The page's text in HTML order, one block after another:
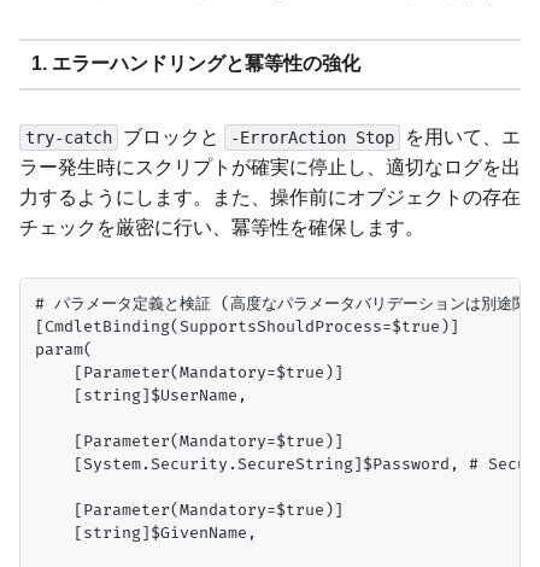
1. エラーハンドリングと冪等性の強化
try-catch ブロックと -ErrorAction Stop
を用いて、エ
ラー発生時にスクリプトが確実に停止し、適切なログを出
力するようにします。また、操作前にオブジェクトの存在
チェックを厳密に行い、冪等性を確保します。
# パラメータ定義と検証 (高度なパラメータバリデーションは別途関
[CmdletBinding(SupportsShouldProcess=$true)]
param(
    [Parameter(Mandatory=$true)]
    [string]$UserName,
    [Parameter(Mandatory=$true)]
[System.Security.SecureString]$Password, #
    [Parameter(Mandatory=$true)]
    [string]$GivenName,